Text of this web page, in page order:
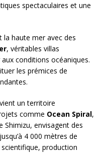
spectaculaires et une
haute mer avec des
, véritables villas
conditions océaniques.
les prémices de
un territoire
comme Ocean Spiral,
Shimizu, envisagent des
4 000 mètres de
production